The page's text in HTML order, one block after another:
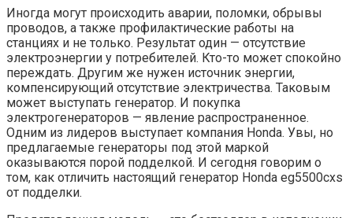
Иногда могут происходить аварии, поломки, обрывы
проводов, а также профилактические работы на
станциях и не только. Результат один — отсутствие
электроэнергии у потребителей. Кто-то может спокойно
переждать. Другим же нужен источник энергии,
компенсирующий отсутствие электричества. Таковым
может выступать генератор. И покупка
электрогенераторов — явление распространенное.
Одним из лидеров выступает компания Honda. Увы, но
предлагаемые генераторы под этой маркой
оказываются порой подделкой. И сегодня говорим о
том, как отличить настоящий генератор Honda eg5500cxs
от подделки.